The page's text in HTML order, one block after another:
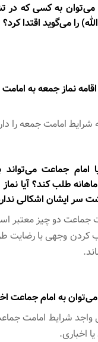
می‌توان به کسی که در
را می‌گوید اقتدا کرد؟
اقامه نماز جمعه به
امامت جمعه را
امام جماعت می‌تواند
طلب کند؟ آیا
سر ایشان اشکالی
جماعت دو چیز
کردن وجهی با رضایت
می‌توان به امام جماعت
شرایط امامت
اخباری.